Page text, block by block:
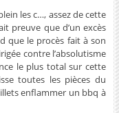
les c…, assez de cette
preuve que d’un excès
que le procès fait à son
contre l’absolutisme
le plus total sur cette
toutes les pièces du
enflammer un bbq à